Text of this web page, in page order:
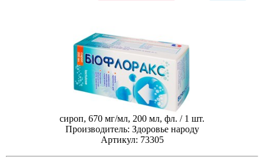
сироп, 670 мг/мл, 200 мл, фл. / 1 шт.
Производитель: Здоровье народу
Артикул: 73305